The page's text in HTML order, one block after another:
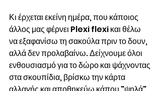
Κι έρχεται εκείνη ημέρα, που κάποιος
άλλος μας φέρνει Plexi flexi και θέλω
να εξαφανίσω τη σακούλα πριν το δουν,
αλλά δεν προλαβαίνω. Δείχνουμε όλοι
ενθουσιασμό για το δώρο και ψάχνοντας
στα σκουπίδια, βρίσκω την κάρτα